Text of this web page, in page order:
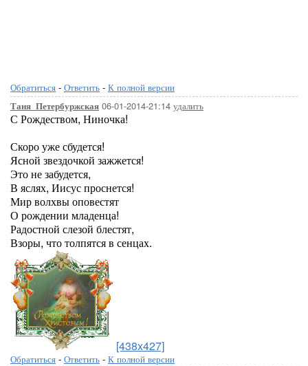
Обратиться - Ответить - К полной версии
Таня_Петербуржская 06-01-2014-21:14 удалить
С Рождеством, Ниночка!
Скоро уже сбудется!
Ясной звездочкой зажжется!
Это не забудется,
В яслях, Иисус проснется!
Мир волхвы оповестят
О рождении младенца!
Радостной слезой блестят,
Взоры, что толпятся в сенцах.
[438x427]
Обратиться - Ответить - К полной версии